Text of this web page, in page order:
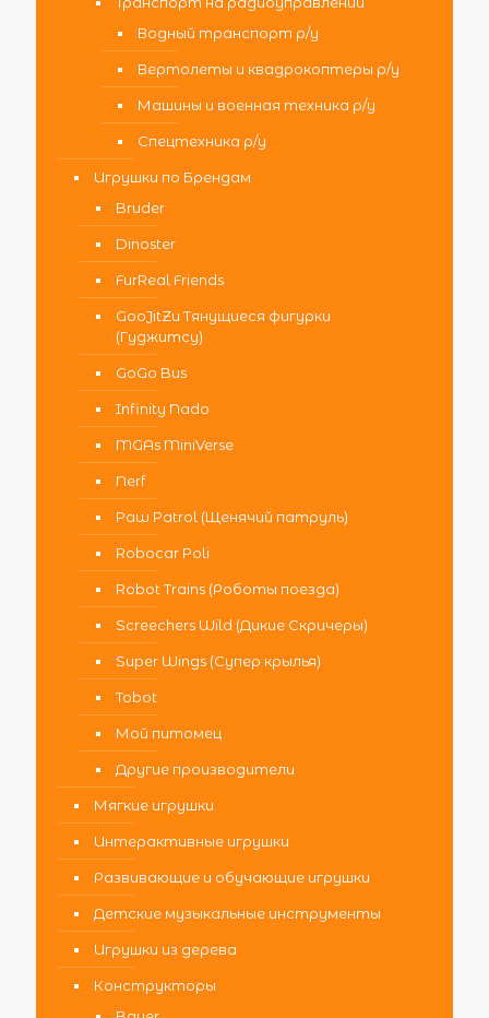
Водный транспорт р/у
Вертолеты и квадрокоптеры р/у
Машины и военная техника р/у
Спецтехника р/у
Игрушки по Брендам
Bruder
Dinoster
FurReal Friends
GooJitZu Тянущиеся фигурки
(Гуджитсу)
GoGo Bus
Infinity Nado
MGAs MiniVerse
Nerf
Paw Patrol (Щенячий патруль)
Robocar Poli
Robot Trains (Роботы поезда)
Screechers Wild (Дикие Скричеры)
Super Wings (Супер крылья)
Tobot
Мой питомец
Другие производители
Мягкие игрушки
Интерактивные игрушки
Развивающие и обучающие игрушки
Детские музыкальные инструменты
Игрушки из дерева
Конструкторы